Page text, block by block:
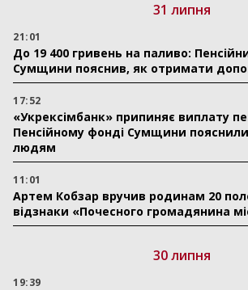
31 липня
21:01
До 19 400 гривень на паливо:
Сумщини пояснив, як отримати
17:52
«Укрексімбанк» припиняє виплату
Пенсійному фонді Сумщини
людям
11:01
Артем Кобзар вручив родинам 20
відзнаки «Почесного громадянина
30 липня
19:39